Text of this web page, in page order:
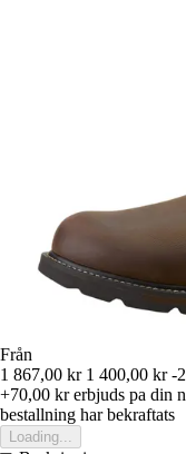
Från
1 867,00 kr 1 400,00 kr -
+70,00 krerbjuds pa din
bestallning har bekraftats
Loading...